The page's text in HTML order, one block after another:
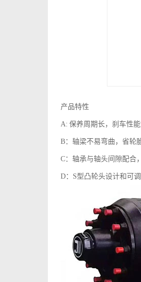
产品特性
A: 保养周期长，刹车性
B：轴梁不易弯曲，省轮
C：轴承与轴头间隙配合
D：S型凸轮头设计和可